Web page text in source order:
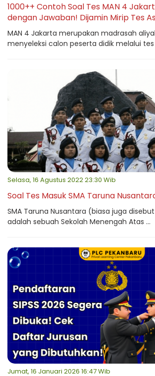
1000++ Contoh Soal Tes MAN 4
dengan Jawaban! Dijamin Mirip Tes
MAN 4 Jakarta merupakan madrasah
menyeleksi calon peserta didik melalui tes
Selasa, 16 Agustus 2022 23:30 Wib
Soal Tes Masuk SMA Taruna
SMA Taruna Nusantara (biasa juga
adalah sebuah Sekolah Menengah Atas ...
Jumat, 16 Januari 2026 16:47 Wib